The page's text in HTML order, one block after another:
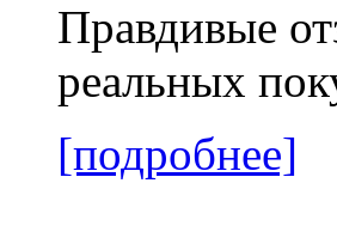
Правдивые
реальных
[подробнее]